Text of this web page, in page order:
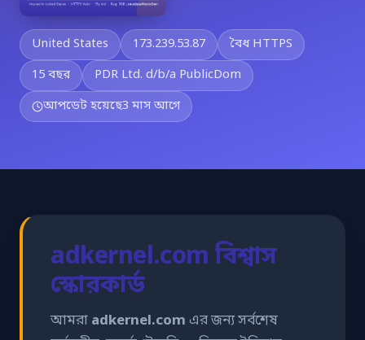
United States 173.239.53.87
বৈধ HTTPS
15 বছর
PDR Ltd. d/b/a PublicDom
আপডেট হয়েছে3 মাস আগে
adkernel.com বিশ্বাস
স্কোরকার্ড
আমরা adkernel.com এর জন্য সর্বশেষ